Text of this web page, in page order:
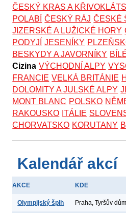
ČESKÝ KRAS A
POLABÍ
ČESKÝ RÁJ ČESKÉ
JIZERSKÉ A LUŽICKÉ HORY
PODYJÍ
JESENÍKY
BESKYDY A JAVORNÍKY
Cizina VÝCHODNÍ ALPY
FRANCIE VELKÁ BRITÁNIE
DOLOMITY A JULSKÉ ALPY
MONT BLANC POLSKO
RAKOUSKO ITÁLIE
CHORVATSKO KORUTANY
Kalendář akcí
AKCE KDE
Olympijský šplh Praha, Tyršův dům